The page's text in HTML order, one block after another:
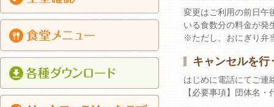
変更はご利用の前日午
いる食数分の料金が発
※ただし、おにぎり弁
キャンセルを行
はじめに電話にてご連
【必要事項】団体名